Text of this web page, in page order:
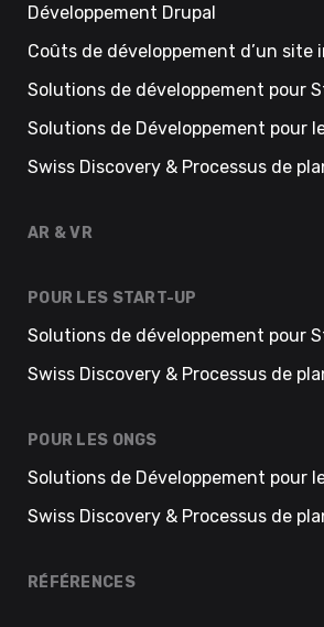
Développement Drupal
Coûts de développement d’un site
Solutions de développement pour
Solutions de Développement pour
Swiss Discovery & Processus de
AR & VR
POUR LES START-UP
Solutions de développement pour
Swiss Discovery & Processus de
POUR LES ONGS
Solutions de Développement pour
Swiss Discovery & Processus de
RÉFÉRENCES